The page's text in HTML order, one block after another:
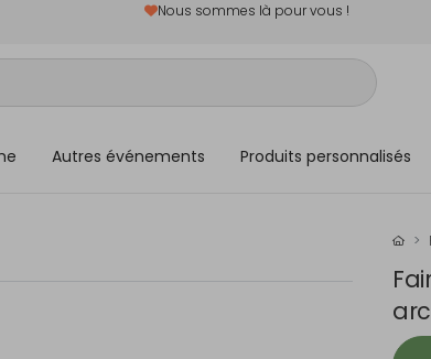
Nous sommes là pour vous !
Autres événements Produits personnalisés